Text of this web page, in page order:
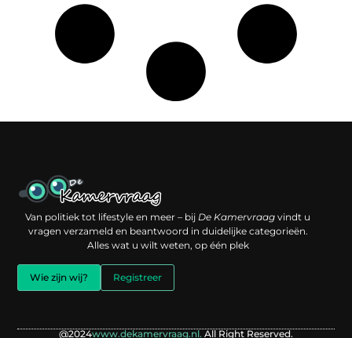
Van politiek tot lifestyle en meer – bijDe Kamervraag vindt u
vragen verzameld en beantwoord in duidelijke categorieën.
Alles wat u wilt weten, op één plek
Wie zijn wij? Registreer
@2024www.dekamervraag.nl. All Right Reserved.